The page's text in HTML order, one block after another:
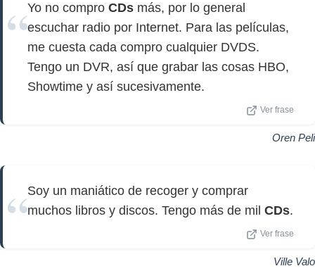
Yo no compro CDs más, por lo general
escuchar radio por Internet. Para las películas,
me cuesta cada compro cualquier DVDS.
Tengo un DVR, así que grabar las cosas HBO,
Showtime y así sucesivamente.
Ver frase
Oren Peli
Soy un maniático de recoger y comprar
muchos libros y discos. Tengo más de mil CDs.
Ver frase
Ville Valo